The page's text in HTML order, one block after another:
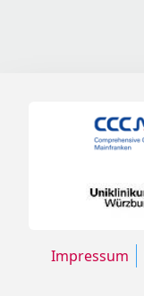
Impressum